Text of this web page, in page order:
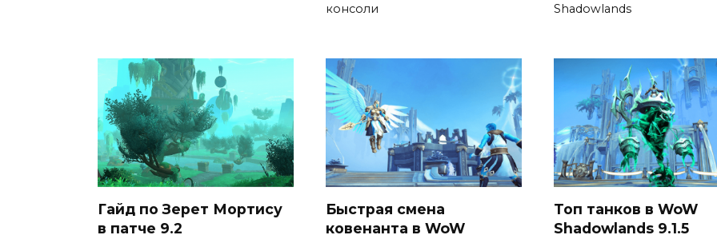
консоли
Shadowlands
Гайд по Зерет Мортису
в патче 9.2
Быстрая смена
ковенанта в WoW
Топ танков в WoW
Shadowlands 9.1.5